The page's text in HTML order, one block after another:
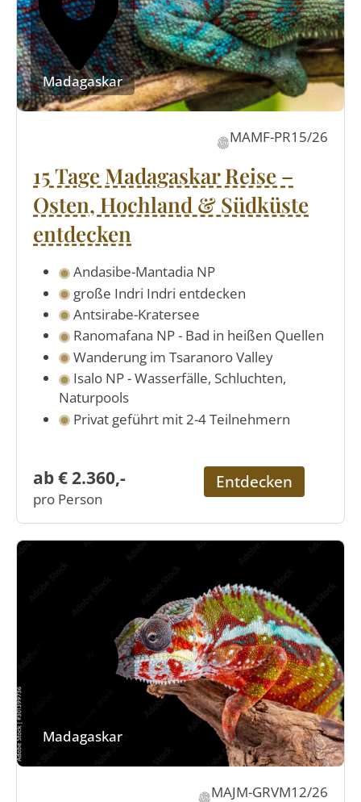
Madagaskar
MAMF-PR15/26
15 Tage Madagaskar Reise –
Osten, Hochland & Südküste
entdecken
Andasibe-Mantadia NP
große Indri Indri entdecken
Antsirabe-Kratersee
Ranomafana NP - Bad in heißen Quellen
Wanderung im Tsaranoro Valley
Isalo NP - Wasserfälle, Schluchten,
Naturpools
Privat geführt mit 2-4 Teilnehmern
ab € 2.360,-
pro Person
Entdecken
Madagaskar
MAJM-GRVM12/26